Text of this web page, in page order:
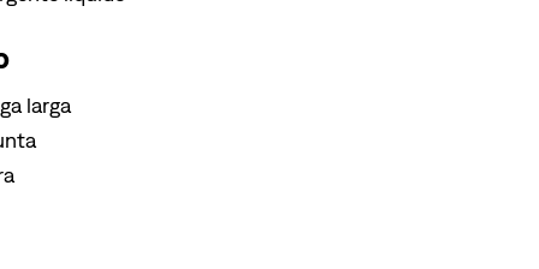
larga